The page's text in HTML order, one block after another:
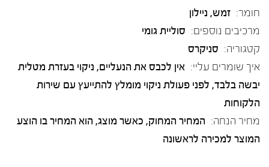
חומר: זמש, ניילון
מרכיבים נוספים: סוליית גומי
קטגוריה: סניקרס
איך שומרים עליי: אין לכבס את הנעליים, ניקוי בעזרת מטלית
יבשה בלבד, לפני פעולת ניקוי מומלץ להתייעץ עם שירות
הלקוחות
מחיר הנחה: המחיר המחוק, כאשר מוצג, הוא המחיר בו הוצע
המוצר למכירה לראשונה